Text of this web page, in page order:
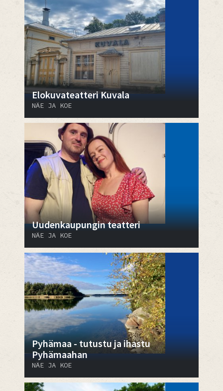
Elokuvateatteri Kuvala
NÄE JA KOE
Uudenkaupungin teatteri
NÄE JA KOE
Pyhämaa - tutustu ja ihastu
Pyhämaahan
NÄE JA KOE